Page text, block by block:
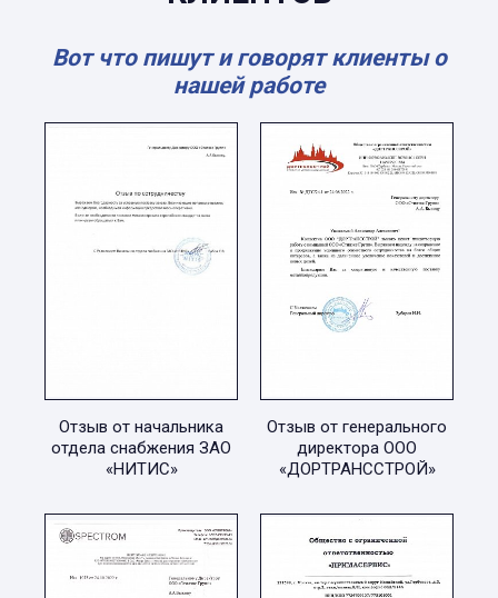
Вот что пишут и говорят клиенты о
нашей работе
Отзыв от начальника
отдела снабжения ЗАО
«НИТИС»
Отзыв от генерального
директора ООО
«ДОРТРАНССТРОЙ»